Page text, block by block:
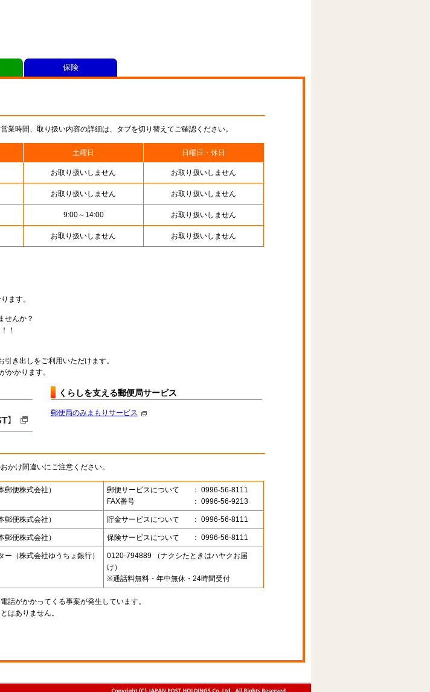
時間、取り扱い内容の詳細は、タブを切り替えてご確認ください。
土曜日 日曜日・休日
お取り扱いしません お取り扱いしません
お取り扱いしません お取り扱いしません
9:00～14:00 お取り扱いしません
お取り扱いしません お取り扱いしません
ます。
せんか？
！
き出しをご利用いただけます。
かかります。
くらしを支える郵便局サービス
郵便局のみまもりサービス
かけ間違いにご注意ください。
郵便株式会社） 郵便サービスについて
： 0996-56-8111
FAX番号
： 0996-56-9213
郵便株式会社） 貯金サービスについて ： 0996-56-8111
郵便株式会社） 保険サービスについて ： 0996-56-8111
ー （株式会社ゆうちょ銀行）
0120-794889 （ナクシたときはハヤクお届
け）
※通話料無料・年中無休・24時間受付
話がかかってくる事案が発生しています。
はありません。
保険